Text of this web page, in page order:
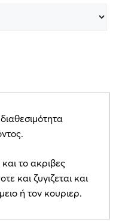
το ακριβες
και ζυγιζεται και
ή τον κουριερ.